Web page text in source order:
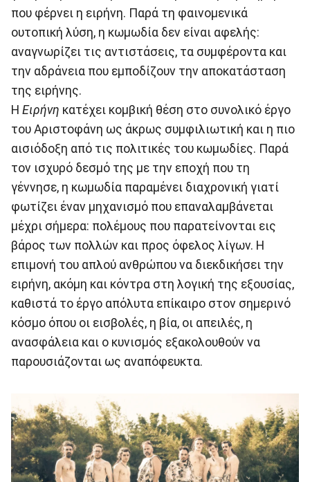
που φέρνει η ειρήνη. Παρά τη φαινομενικά
ουτοπική λύση, η κωμωδία δεν είναι αφελής:
αναγνωρίζει τις αντιστάσεις, τα συμφέροντα και
την αδράνεια που εμποδίζουν την αποκατάσταση
της ειρήνης.
Η Ειρήνη κατέχει κομβική θέση στο συνολικό έργο
του Αριστοφάνη ως άκρως συμφιλιωτική και η πιο
αισιόδοξη από τις πολιτικές του κωμωδίες. Παρά
τον ισχυρό δεσμό της με την εποχή που τη
γέννησε, η κωμωδία παραμένει διαχρονική γιατί
φωτίζει έναν μηχανισμό που επαναλαμβάνεται
μέχρι σήμερα: πολέμους που παρατείνονται εις
βάρος των πολλών και προς όφελος λίγων. Η
επιμονή του απλού ανθρώπου να διεκδικήσει την
ειρήνη, ακόμη και κόντρα στη λογική της εξουσίας,
καθιστά το έργο απόλυτα επίκαιρο στον σημερινό
κόσμο όπου οι εισβολές, η βία, οι απειλές, η
ανασφάλεια και ο κυνισμός εξακολουθούν να
παρουσιάζονται ως αναπόφευκτα.